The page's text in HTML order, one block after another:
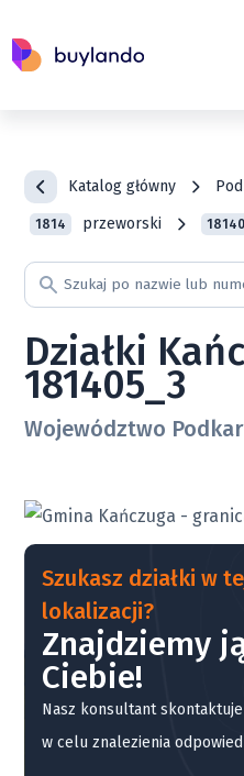
Katalog główny
1814 przeworski
Działki
181405_3
Województwo
Szukasz działki w
lokalizacji?
Znajdziemy
Ciebie!
Nasz konsultant skontaktuje
w celu znalezienia